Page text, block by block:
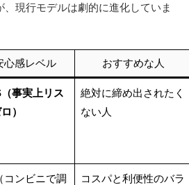
現行モデルは劇的に進化していま
心感レベル おすすめな人
事実上リス
）
絶対に締め出されたく
ない人
コンビニで調
コスパと利便性のバラ